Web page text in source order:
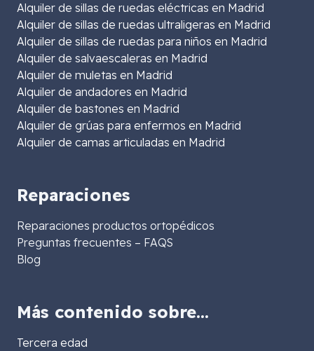
Alquiler de sillas de ruedas eléctricas en Madrid
Alquiler de sillas de ruedas ultraligeras en Madrid
Alquiler de sillas de ruedas para niños en Madrid
Alquiler de salvaescaleras en Madrid
Alquiler de muletas en Madrid
Alquiler de andadores en Madrid
Alquiler de bastones en Madrid
Alquiler de grúas para enfermos en Madrid
Alquiler de camas articuladas en Madrid
Reparaciones
Reparaciones productos ortopédicos
Preguntas frecuentes – FAQS
Blog
Más contenido sobre…
Tercera edad